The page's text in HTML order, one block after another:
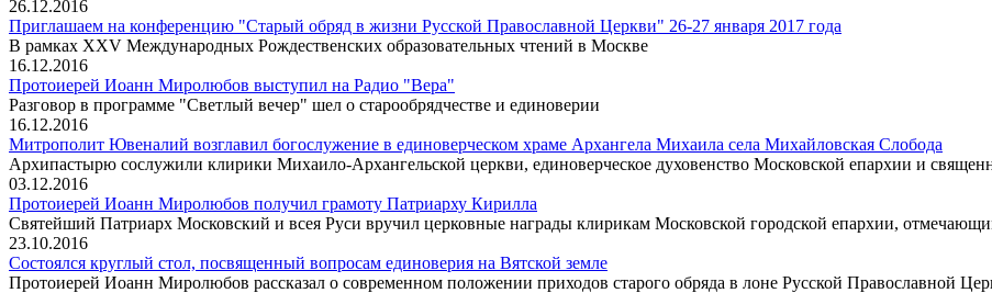
26.12.2016
Приглашаем на конференцию "Старый обряд в жизни Русской Православной Церкви" 26-27 января 2017 года
В рамках XXV Международных Рождественских образовательных чтений в Москве
16.12.2016
Протоиерей Иоанн Миролюбов выступил на Радио "Вера"
Разговор в программе "Светлый вечер" шел о старообрядчестве и единоверии
16.12.2016
Митрополит Ювеналий возглавил богослужение в единоверческом храме Архангела Михаила села Михайловская Слобода
Архипастырю сослужили клирики Михаило-Архангельской церкви, единоверческое духовенство Московской епархии и
03.12.2016
Протоиерей Иоанн Миролюбов получил грамоту Патриарху Кирилла
Святейший Патриарх Московский и всея Руси вручил церковные награды клирикам Московской городской епархии,
23.10.2016
Состоялся круглый стол, посвященный вопросам единоверия на Вятской земле
Протоиерей Иоанн Миролюбов рассказал о современном положении приходов старого обряда в лоне Русской Православной